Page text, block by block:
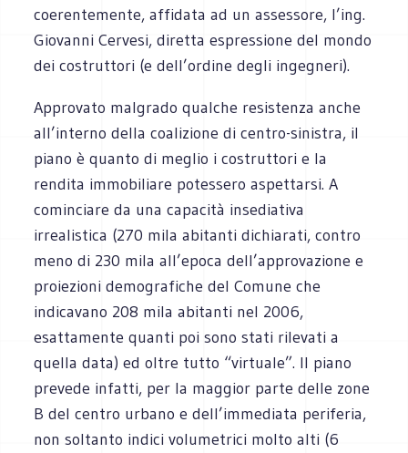
coerentemente, affidata ad un assessore, l’ing.
Giovanni Cervesi, diretta espressione del mondo
dei costruttori (e dell’ordine degli ingegneri).
Approvato malgrado qualche resistenza anche
all’interno della coalizione di centro-sinistra, il
piano è quanto di meglio i costruttori e la
rendita immobiliare potessero aspettarsi. A
cominciare da una capacità insediativa
irrealistica (270 mila abitanti dichiarati, contro
meno di 230 mila all’epoca dell’approvazione e
proiezioni demografiche del Comune che
indicavano 208 mila abitanti nel 2006,
esattamente quanti poi sono stati rilevati a
quella data) ed oltre tutto “virtuale”. Il piano
prevede infatti, per la maggior parte delle zone
B del centro urbano e dell’immediata periferia,
non soltanto indici volumetrici molto alti (6